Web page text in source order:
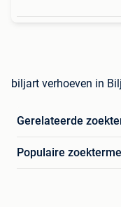
biljart verhoeven in
Gerelateerde
Populaire